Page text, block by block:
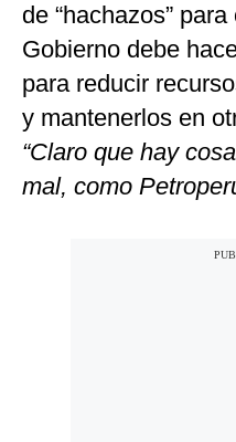
de “hachazos”
Gobierno debe
para reducir
y mantenerlos en
“Claro que hay
mal, como